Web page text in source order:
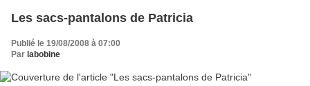
Les sacs-pantalons de Patricia
Publié le 19/08/2008 à 07:00
Par labobine